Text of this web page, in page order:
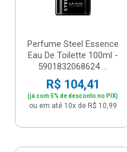
Perfume Steel Essence
Eau De Toilette 100ml -
5901832068624 ...
R$ 104,41
(já com 5% de desconto no PIX)
ou em até 10x de R$ 10,99